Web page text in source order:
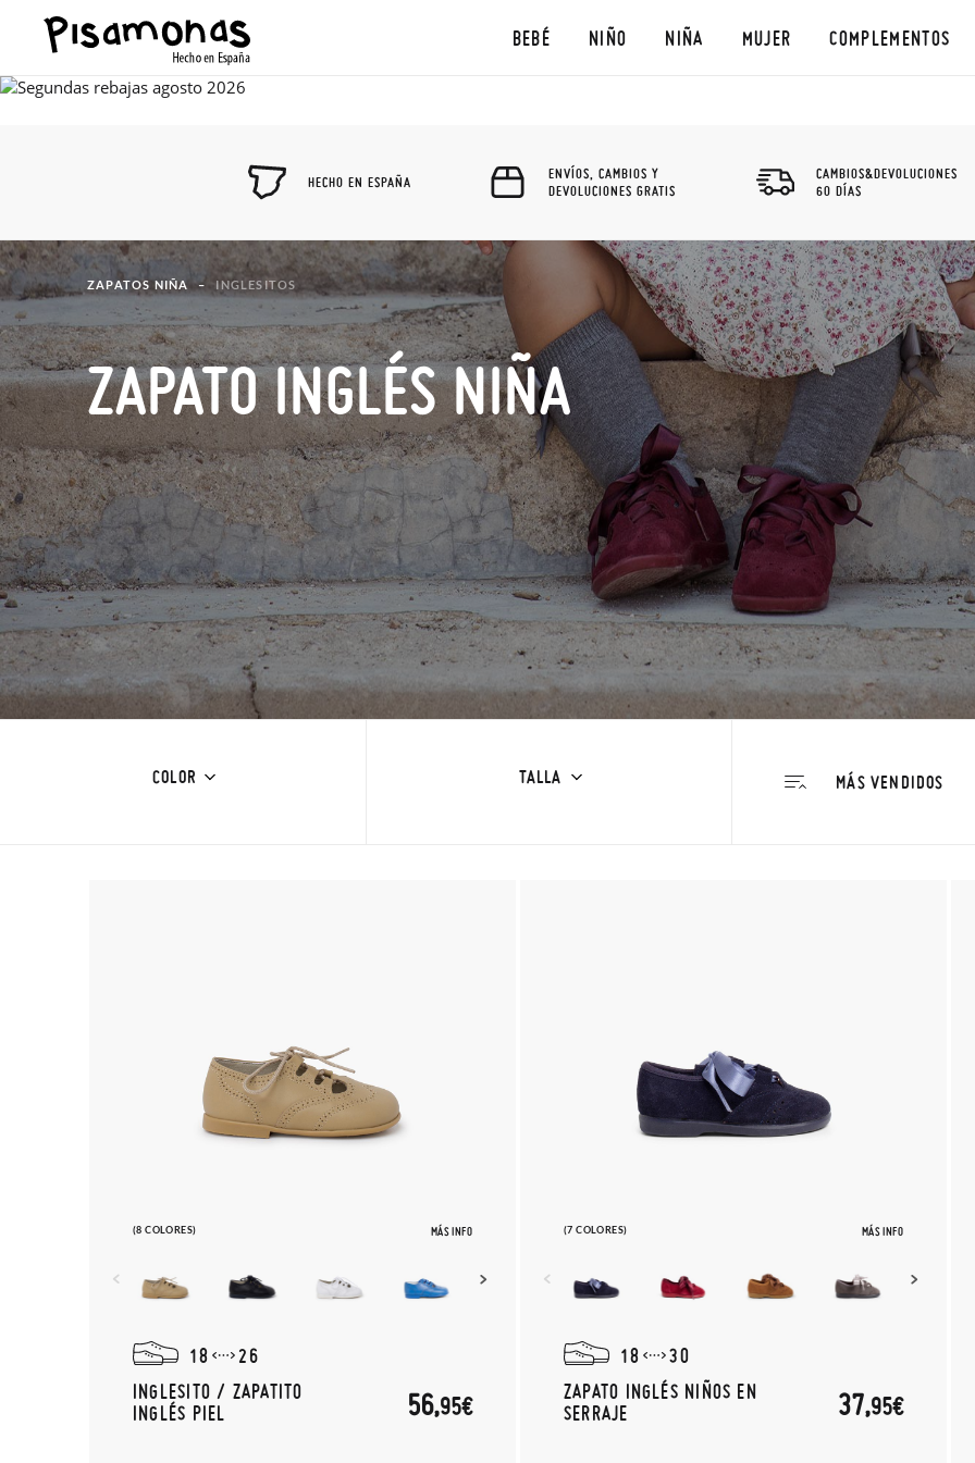
BEBÉ NIÑO NIÑA MUJER COMPLEMENTOS
HECHO EN ESPAÑA
ENVÍOS, CAMBIOS Y
DEVOLUCIONES GRATIS
CAMBIOS&DEVOLUCIONES
60 DÍAS
ZAPATOS NIÑA INGLESITOS
ZAPATO INGLÉS NIÑA
COLOR TALLA
(8 COLORES) MÁS INFO
18
26
INGLESITO / ZAPATITO
INGLÉS PIEL
56,95€
(7 COLORES) MÁS INFO
18
30
ZAPATO INGLÉS NIÑOS EN
SERRAJE
37,95€